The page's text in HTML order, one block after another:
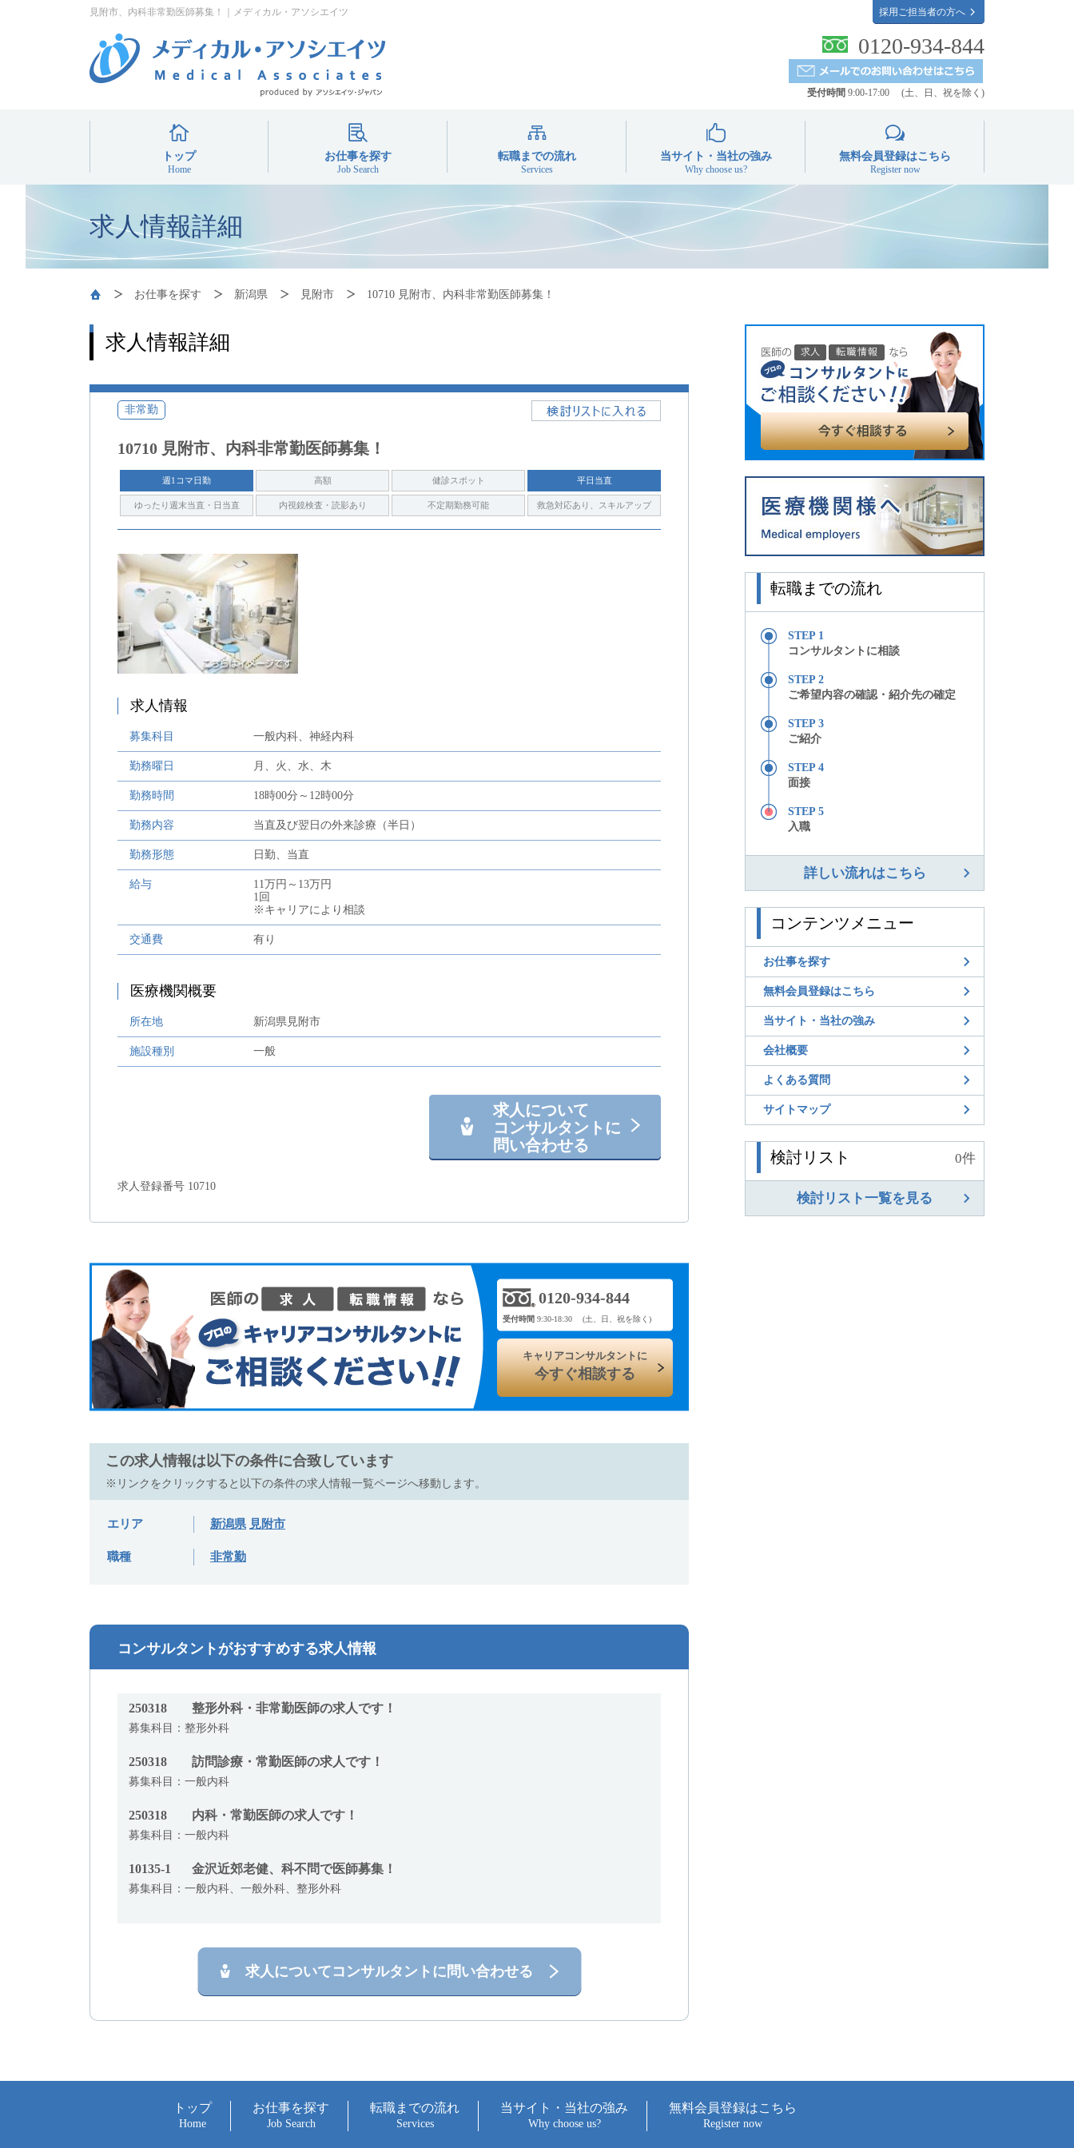
見附市、内科非常勤医師募集！｜メディカル・アソシエイツ 採用ご担当者の方へ
0120-934-844
受付時間 9:00-17:00 (土、日、祝を除く)
トップ
Home
お仕事を探す
Job Search
転職までの流れ
Services
当サイト・当社の強み
Why choose us?
無料会員登録はこちら
Register now
求人情報詳細
お仕事を探す 新潟県 見附市 10710 見附市、内科非常勤医師募集！
求人情報詳細
非常勤
10710 見附市、内科非常勤医師募集！
週1コマ日勤 高額 健診スポット 平日当直
ゆったり週末当直・日当直 内視鏡検査・読影あり 不定期勤務可能 救急対応あり、スキルアップ
求人情報
募集科目 一般内科、神経内科
勤務曜日 月、火、水、木
勤務時間 18時00分～12時00分
勤務内容 当直及び翌日の外来診療（半日）
勤務形態 日勤、当直
給与
11万円～13万円
1回
※キャリアにより相談
交通費 有り
医療機関概要
所在地 新潟県見附市
施設種別 一般
求人について
コンサルタントに
問い合わせる
求人登録番号 10710
0120-934-844
受付時間 9:30-18:30 (土、日、祝を除く)
キャリアコンサルタントに
今すぐ相談する
この求人情報は以下の条件に合致しています
※リンクをクリックすると以下の条件の求人情報一覧ページへ移動します。
エリア 新潟県 見附市
職種 非常勤
コンサルタントがおすすめする求人情報
250318 整形外科・非常勤医師の求人です！
募集科目：整形外科
250318 訪問診療・常勤医師の求人です！
募集科目：一般内科
250318 内科・常勤医師の求人です！
募集科目：一般内科
10135-1 金沢近郊老健、科不問で医師募集！
募集科目：一般内科、一般外科、整形外科
求人についてコンサルタントに問い合わせる
転職までの流れ
STEP 1
コンサルタントに相談
STEP 2
ご希望内容の確認・紹介先の確定
STEP 3
ご紹介
STEP 4
面接
STEP 5
入職
詳しい流れはこちら
コンテンツメニュー
お仕事を探す
無料会員登録はこちら
当サイト・当社の強み
会社概要
よくある質問
サイトマップ
検討リスト 0件
検討リスト一覧を見る
トップ
Home
お仕事を探す
Job Search
転職までの流れ
Services
当サイト・当社の強み
Why choose us?
無料会員登録はこちら
Register now